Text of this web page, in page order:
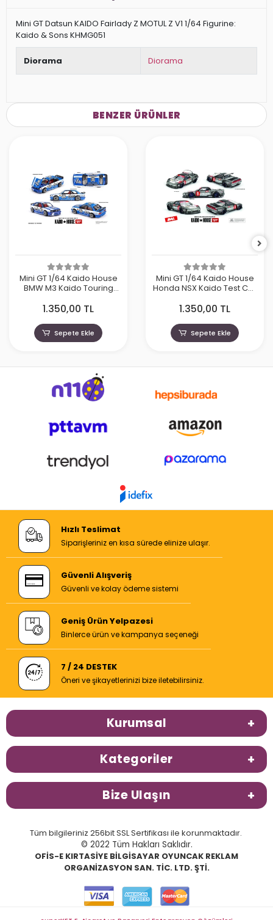
Mini GT Datsun KAIDO Fairlady Z MOTUL Z V1 1/64 Figurine:
Kaido & Sons KHMG051
Diorama Diorama
BENZER ÜRÜNLER
Mini GT 1/64 Kaido House
BMW M3 Kaido Touring
1.350,00 TL
Sepete Ekle
Mini GT 1/64 Kaido House
Honda NSX Kaido Test Car
1.350,00 TL
Sepete Ekle
Hızlı Teslimat
Siparişleriniz en kısa sürede elinize ulaşır.
Güvenli Alışveriş
Güvenli ve kolay ödeme sistemi
Geniş Ürün Yelpazesi
Binlerce ürün ve kampanya seçeneği
7 / 24 DESTEK
Öneri ve şikayetlerinizi bize iletebilirsiniz.
Kurumsal
Kategoriler
Bize Ulaşın
Tüm bilgileriniz 256bit SSL Sertifikası ile korunmaktadır.
© 2022 Tüm Hakları Saklıdır.
OFİS-E KIRTASİYE BİLGİSAYAR OYUNCAK REKLAM
ORGANİZASYON SAN. TİC. LTD. ŞTİ.